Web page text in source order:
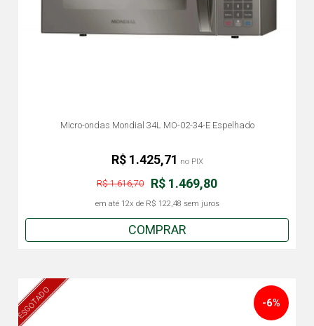
Micro-ondas Mondial 34L MO-02-34-E Espelhado
R$ 1.469,80
R$ 1.616,70
em até 12x de R$ 122,48 sem juros
R$ 1.425,71 no PIX
COMPRAR
ESGOTADO -6%